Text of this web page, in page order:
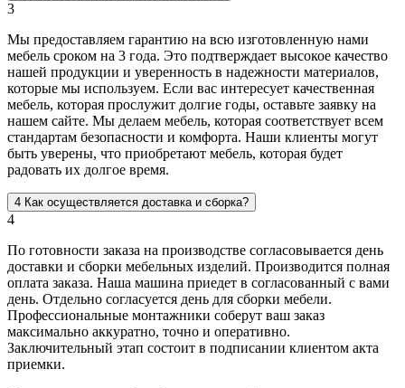
3
Мы предоставляем гарантию на всю изготовленную нами
мебель сроком на 3 года. Это подтверждает высокое качество
нашей продукции и уверенность в надежности материалов,
которые мы используем. Если вас интересует качественная
мебель, которая прослужит долгие годы, оставьте заявку на
нашем сайте. Мы делаем мебель, которая соответствует всем
стандартам безопасности и комфорта. Наши клиенты могут
быть уверены, что приобретают мебель, которая будет
радовать их долгое время.
4 Как осуществляется доставка и сборка?
4
По готовности заказа на производстве согласовывается день
доставки и сборки мебельных изделий. Производится полная
оплата заказа. Наша машина приедет в согласованный с вами
день. Отдельно согласуется день для сборки мебели.
Профессиональные монтажники соберут ваш заказ
максимально аккуратно, точно и оперативно.
Заключительный этап состоит в подписании клиентом акта
приемки.